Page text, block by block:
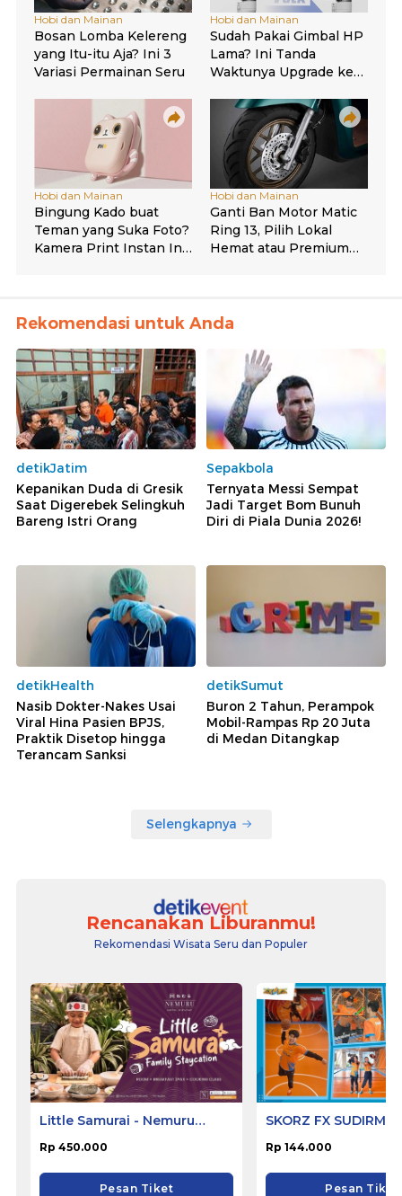
Rekomendasi untuk Anda
detikJatim
Kepanikan Duda di Gresik
Saat Digerebek Selingkuh
Bareng Istri Orang
Sepakbola
Ternyata Messi Sempat
Jadi Target Bom Bunuh
Diri di Piala Dunia 2026!
detikHealth
Nasib Dokter-Nakes Usai
Viral Hina Pasien BPJS,
Praktik Disetop hingga
Terancam Sanksi
detikSumut
Buron 2 Tahun, Perampok
Mobil-Rampas Rp 20 Juta
di Medan Ditangkap
Selengkapnya
Rencanakan Liburanmu!
Rekomendasi Wisata Seru dan Populer
Little Samurai - Nemuru
Rp 450.000
Pesan Tiket
SKORZ FX
Rp 144.000
Pesan Tiket